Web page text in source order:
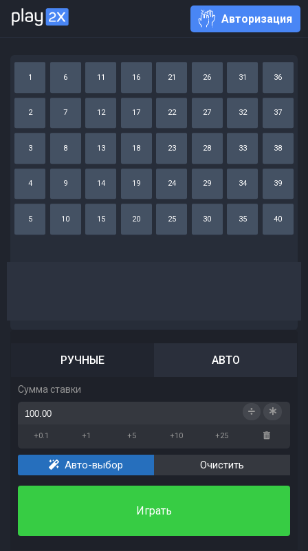
Авторизация
1
2
3
4
5
6
7
8
9
10
11
12
13
14
15
16
17
18
19
20
21
22
23
24
25
26
27
28
29
30
31
32
33
34
35
36
37
38
39
40
РУЧНЫЕ АВТО
Сумма ставки
+0.1 +1 +5 +10 +25
Авто-выбор Очистить
Играть